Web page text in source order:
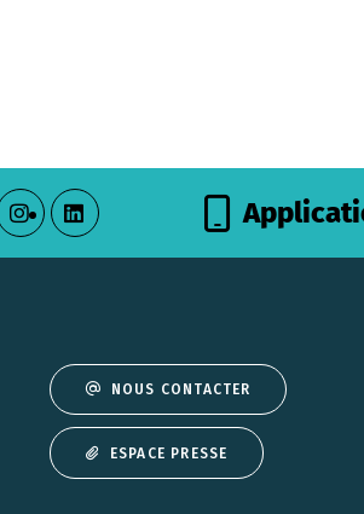
NOUS CONTACTER
ESPACE PRESSE